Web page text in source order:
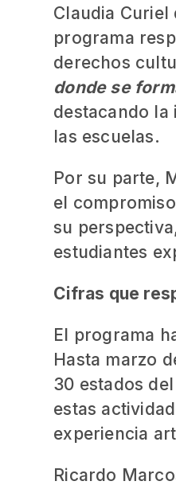
Claudia
programa
derechos
donde se
destacando
las escuelas.
Por su parte,
el
su
estudiantes
Cifras que
El programa
Hasta marzo
30 estados
estas
experiencia
Ricardo